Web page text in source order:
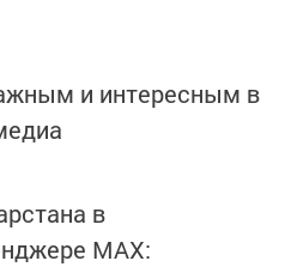
и интересным в
в
MАХ: